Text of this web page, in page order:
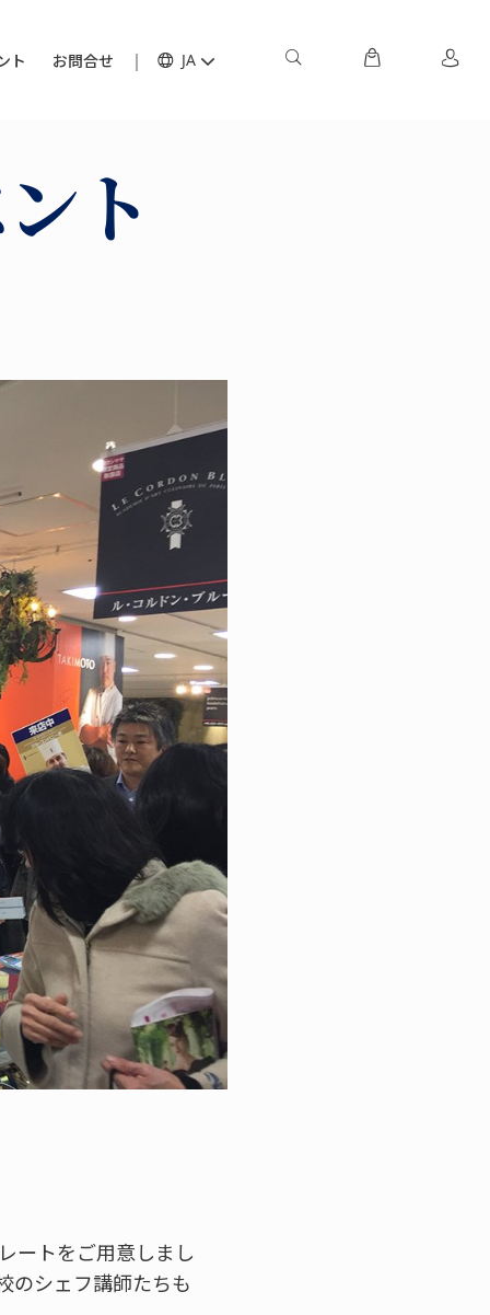
ト お問合せ JA
ト
ートをご用意しまし
のシェフ講師たちも